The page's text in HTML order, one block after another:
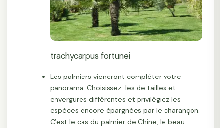
trachycarpus fortunei
Les palmiers viendront compléter votre
panorama. Choisissez-les de tailles et
envergures différentes et privilégiez les
espèces encore épargnées par le charançon.
C’est le cas du palmier de Chine, le beau